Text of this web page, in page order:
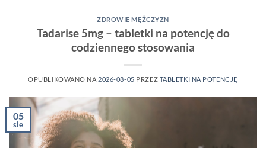
ZDROWIE MĘŻCZYZN
Tadarise 5mg – tabletki na potencję do
codziennego stosowania
OPUBLIKOWANO NA 2026-08-05 PRZEZ TABLETKI NA POTENCJĘ
05
sie